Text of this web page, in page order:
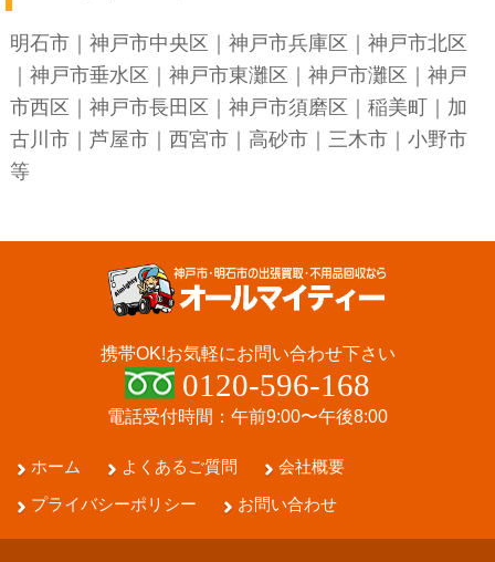
明石市｜ 神戸市中央区 神戸市兵庫区
神戸市北区
神戸市垂水区 神戸市東灘区 神戸市灘区
神戸
市西区
神戸市長田区 神戸市須磨区
｜稲美町｜加
古川市｜芦屋市｜西宮市｜高砂市｜三木市｜小野市
等
携帯OK!お気軽にお問い合わせ下さい
0120-596-168
電話受付時間：午前9:00〜午後8:00
ホーム よくあるご質問
会社概要
プライバシーポリシー
お問い合わせ